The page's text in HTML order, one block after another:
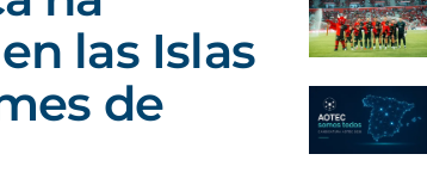
las Islas
de